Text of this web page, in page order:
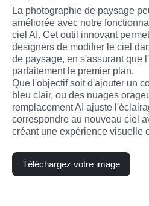
La photographie de paysage
améliorée avec notre
ciel AI. Cet outil innovant
designers de modifier le ciel
de paysage, en s'assurant que
parfaitement le premier plan.
Que l'objectif soit d'ajouter un
bleu clair, ou des nuages
remplacement AI ajuste
correspondre au nouveau ciel
créant une expérience visuelle
Téléchargez votre image